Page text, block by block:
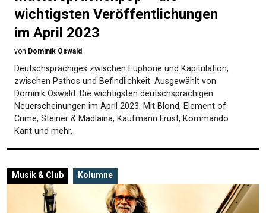
wichtigsten Veröffentlichungen
im April 2023
von Dominik Oswald
Deutschsprachiges zwischen Euphorie und Kapitulation,
zwischen Pathos und Befindlichkeit. Ausgewählt von
Dominik Oswald. Die wichtigsten deutschsprachigen
Neuerscheinungen im April 2023. Mit Blond, Element of
Crime, Steiner & Madlaina, Kaufmann Frust, Kommando
Kant und mehr.
Musik & Club Kolumne